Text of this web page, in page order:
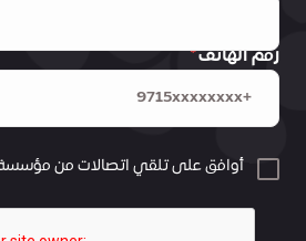
رقم الهاتف
أوافق على تلقي اتصالات من